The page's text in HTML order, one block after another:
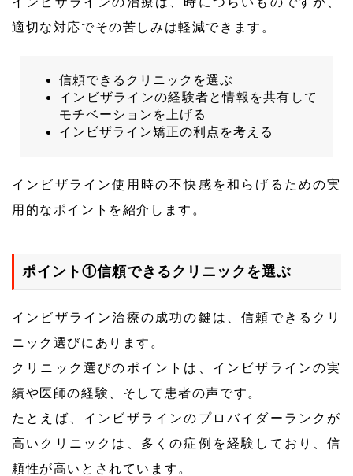
適切な対応でその苦しみは軽減できます。
信頼できるクリニックを選ぶ
インビザラインの経験者と情報を共有して
モチベーションを上げる
インビザライン矯正の利点を考える
インビザライン使用時の不快感を和らげるための実
用的なポイントを紹介します。
ポイント①信頼できるクリニックを選ぶ
インビザライン治療の成功の鍵は、信頼できるクリ
ニック選びにあります。
クリニック選びのポイントは、インビザラインの実
績や医師の経験、そして患者の声です。
たとえば、インビザラインのプロバイダーランクが
高いクリニックは、多くの症例を経験しており、信
頼性が高いとされています。